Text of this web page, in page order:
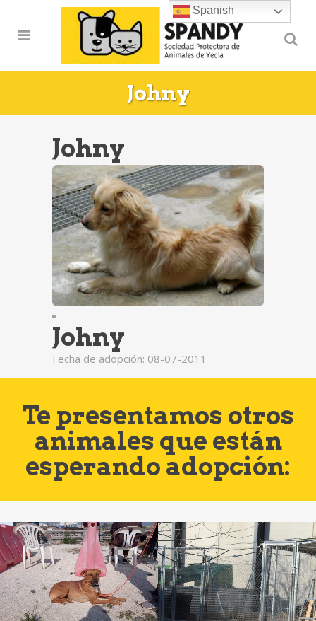
Johny
Johny
Johny
Fecha de adopción: 08-07-2011
Te presentamos otros
animales que están
esperando adopción:
Spanish